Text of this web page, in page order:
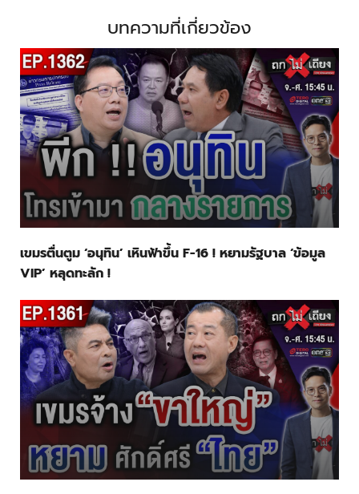
บทความที่เกี่ยวข้อง
เขมรตื่นตูม ‘อนุทิน’ เหินฟ้าขึ้น F-16 ! หยามรัฐบาล ‘ข้อมูล
VIP’ หลุดทะลัก !